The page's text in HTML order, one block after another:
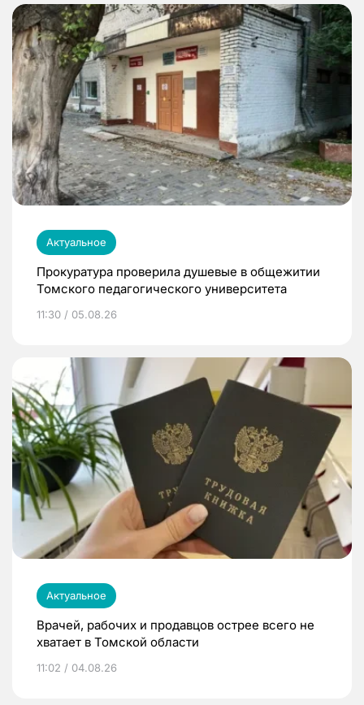
Актуальное
Прокуратура проверила душевые в общежитии
Томского педагогического университета
11:30 / 05.08.26
Актуальное
Врачей, рабочих и продавцов острее всего не
хватает в Томской области
11:02 / 04.08.26